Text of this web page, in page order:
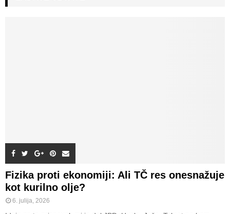
h
Fizika proti ekonomiji: Ali TČ res onesnažuje
kot kurilno olje?
6. julija, 2026